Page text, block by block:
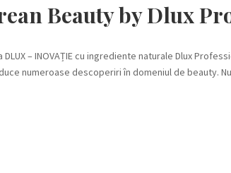
Beauty by Dlux
– INOVAȚIE cu ingrediente naturale Dlux
numeroase descoperiri în domeniul de beauty.